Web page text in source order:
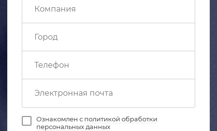
Ознакомлен с политикой обработки
персональных данных